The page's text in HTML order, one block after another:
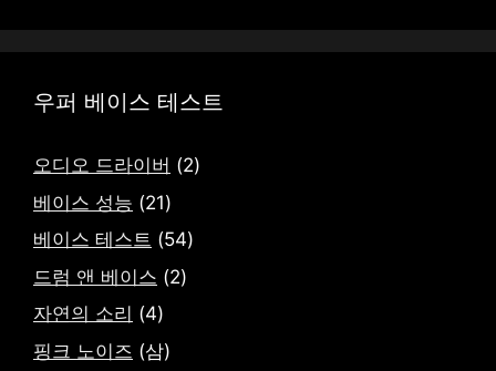
우퍼 베이스 테스트
오디오 드라이버 (2)
베이스 성능 (21)
베이스 테스트 (54)
드럼 앤 베이스 (2)
자연의 소리 (4)
핑크 노이즈 (삼)